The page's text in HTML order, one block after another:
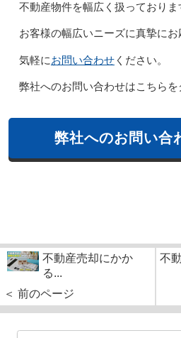
不動産物件を幅広く扱っておりま
お客様の幅広いニーズに真摯に
気軽にお問い合わせください。
弊社へのお問い合わせはこちらを
弊社へのお問い合
不動産売却にかか
る...
＜ 前のページ
不